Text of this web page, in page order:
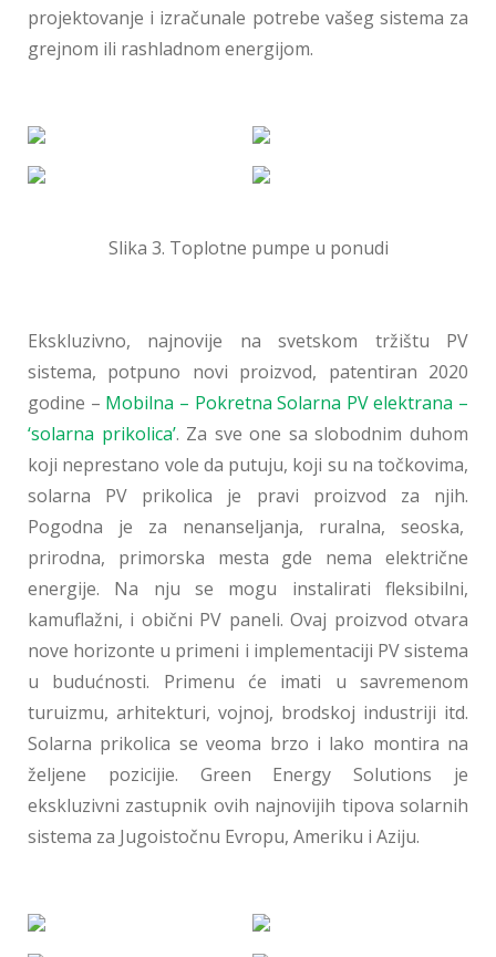
projektovanje i izračunale potrebe vašeg sistema za
grejnom ili rashladnom energijom.
Slika 3. Toplotne pumpe u ponudi
Ekskluzivno, najnovije na svetskom tržištu PV
sistema, potpuno novi proizvod, patentiran 2020
godine – Mobilna – Pokretna Solarna PV elektrana –
‘solarna prikolica’. Za sve one sa slobodnim duhom
koji neprestano vole da putuju, koji su na točkovima,
solarna PV prikolica je pravi proizvod za njih.
Pogodna je za nenanseljanja, ruralna, seoska,
prirodna, primorska mesta gde nema električne
energije. Na nju se mogu instalirati fleksibilni,
kamuflažni, i obični PV paneli. Ovaj proizvod otvara
nove horizonte u primeni i implementaciji PV sistema
u budućnosti. Primenu će imati u savremenom
turuizmu, arhitekturi, vojnoj, brodskoj industriji itd.
Solarna prikolica se veoma brzo i lako montira na
željene pozicijie. Green Energy Solutions je
ekskluzivni zastupnik ovih najnovijih tipova solarnih
sistema za Jugoistočnu Evropu, Ameriku i Aziju.